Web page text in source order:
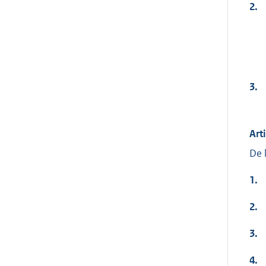
2.
3.
De
1.
2.
3.
4.